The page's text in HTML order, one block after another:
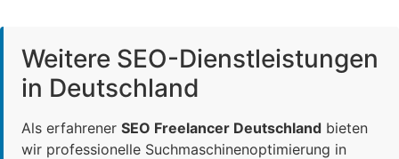
Weitere SEO-Dienstleistungen
in Deutschland
Als erfahrener SEO Freelancer Deutschland bieten
wir professionelle Suchmaschinenoptimierung in